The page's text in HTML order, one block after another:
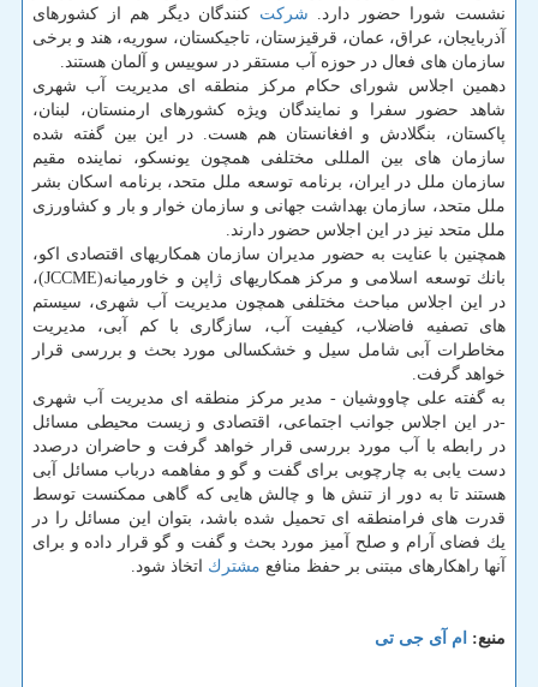
نشست شورا حضور دارد. شركت كنندگان دیگر هم از كشورهای
آذربایجان، عراق، عمان، قرقیزستان، تاجیكستان، سوریه، هند و برخی
سازمان های فعال در حوزه آب مستقر در سوییس و آلمان هستند.
دهمین اجلاس شورای حكام مركز منطقه ای مدیریت آب شهری
شاهد حضور سفرا و نمایندگان ویژه كشورهای ارمنستان، لبنان،
پاكستان، بنگلادش و افغانستان هم هست. در این بین گفته شده
سازمان های بین المللی مختلفی همچون یونسكو، نماینده مقیم
سازمان ملل در ایران، برنامه توسعه ملل متحد، برنامه اسكان بشر
ملل متحد، سازمان بهداشت جهانی و سازمان خوار و بار و كشاورزی
ملل متحد نیز در این اجلاس حضور دارند.
همچنین با عنایت به حضور مدیران سازمان همكاریهای اقتصادی اكو،
بانك توسعه اسلامی و مركز همكاریهای ژاپن و خاورمیانه(JCCME)،
در این اجلاس مباحث مختلفی همچون مدیریت آب شهری، سیستم
های تصفیه فاضلاب، كیفیت آب، سازگاری با كم آبی، مدیریت
مخاطرات آبی شامل سیل و خشكسالی مورد بحث و بررسی قرار
خواهد گرفت.
به گفته علی چاووشیان - مدیر مركز منطقه ای مدیریت آب شهری
-در این اجلاس جوانب اجتماعی، اقتصادی و زیست محیطی مسائل
در رابطه با آب مورد بررسی قرار خواهد گرفت و حاضران درصدد
دست یابی به چارچوبی برای گفت و گو و مفاهمه درباب مسائل آبی
هستند تا به دور از تنش ها و چالش هایی كه گاهی ممكنست توسط
قدرت های فرامنطقه ای تحمیل شده باشد، بتوان این مسائل را در
یك فضای آرام و صلح آمیز مورد بحث و گفت و گو قرار داده و برای
آنها راهكارهای مبتنی بر حفظ منافع مشترك اتخاذ شود.
منبع: ام آی جی تی